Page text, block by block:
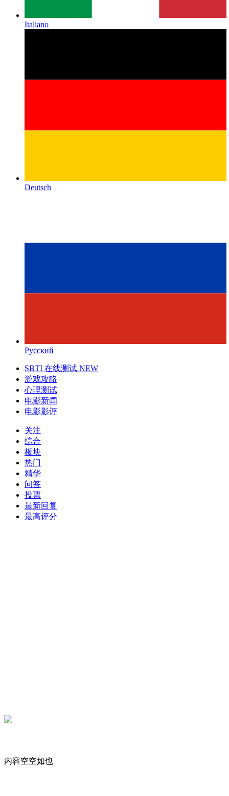
Italiano
Deutsch
Русский
SBTI 在线测试 NEW
游戏攻略
心理测试
电影新闻
电影影评
关注
综合
板块
热门
精华
问答
投票
最新回复
最高评分
内容空空如也